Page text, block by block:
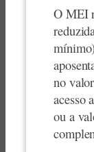
O MEI
no
acesso
ou a